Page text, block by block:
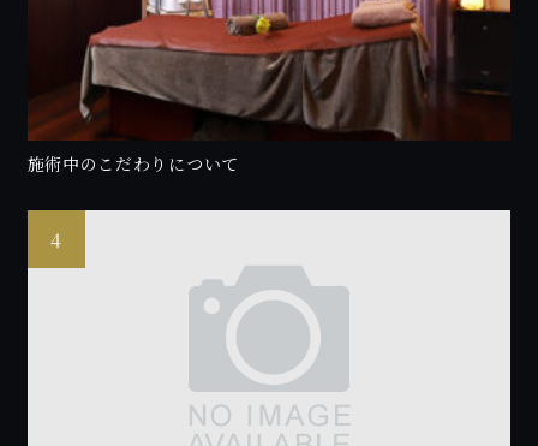
施術中のこだわりについて